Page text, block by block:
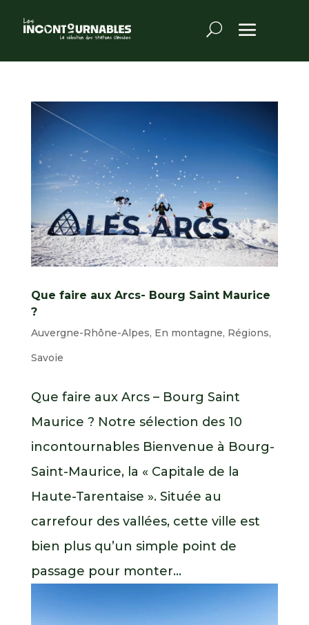
Que faire aux Arcs- Bourg Saint Maurice
?
Auvergne-Rhône-Alpes, En montagne, Régions,
Savoie
Que faire aux Arcs – Bourg Saint
Maurice ? Notre sélection des 10
incontournables Bienvenue à Bourg-
Saint-Maurice, la « Capitale de la
Haute-Tarentaise ». Située au
carrefour des vallées, cette ville est
bien plus qu’un simple point de
passage pour monter...